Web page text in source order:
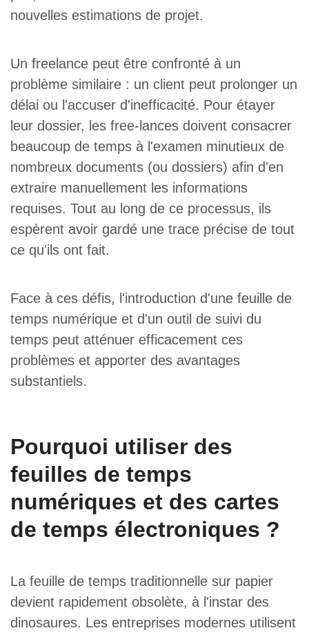
nouvelles estimations de projet.
Un freelance peut être confronté à un
problème similaire : un client peut prolonger un
délai ou l'accuser d'inefficacité. Pour étayer
leur dossier, les free-lances doivent consacrer
beaucoup de temps à l'examen minutieux de
nombreux documents (ou dossiers) afin d'en
extraire manuellement les informations
requises. Tout au long de ce processus, ils
espèrent avoir gardé une trace précise de tout
ce qu'ils ont fait.
Face à ces défis, l'introduction d'une feuille de
temps numérique et d'un outil de suivi du
temps peut atténuer efficacement ces
problèmes et apporter des avantages
substantiels.
Pourquoi utiliser des
feuilles de temps
numériques et des cartes
de temps électroniques ?
La feuille de temps traditionnelle sur papier
devient rapidement obsolète, à l'instar des
dinosaures. Les entreprises modernes utilisent